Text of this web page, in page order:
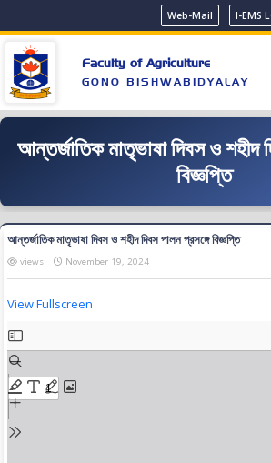
Web-Mail I-EMS
Faculty of Agriculture
GONO BISHWABIDYALAY
আন্তর্জাতিক মাতৃভাষা দিবস ও শহীদ
বিজ্ঞপ্তি
আন্তর্জাতিক মাতৃভাষা দিবস ও শহীদ দিবস পালন প্রসঙ্গে বিজ্ঞপ্তি
views November 19, 2024
View Fullscreen
to
PDF
content